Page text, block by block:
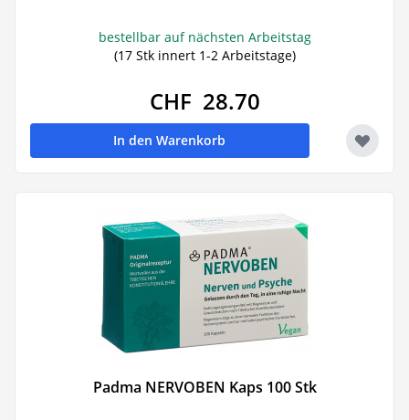
bestellbar auf nächsten Arbeitstag
(17 Stk innert 1-2 Arbeitstage)
CHF 28.70
In den Warenkorb
Padma NERVOBEN Kaps 100 Stk